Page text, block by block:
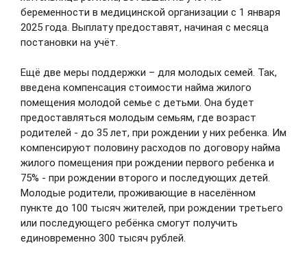
родителей
Для беременных женщин и их семей проводятся
бесплатные лекции, мастер-классы и школы
рассказывают о течении беременности, родах,
грудном вскармливании, уходе за
новорождённым, а также мерах социальной
поддержки семей с детьми.
05.08.2026
Главным врачом Ивановского
областного клинического центра
медицинской реабилитации
назначен Илья Жабин
беременности в медицинской организации с 1 января
2025 года. Выплату предоставят, начиная с месяца
постановки на учёт.
Ещё две меры поддержки – для молодых семей. Так,
введена компенсация стоимости найма жилого
помещения молодой семье с детьми. Она будет
предоставляться молодым семьям, где возраст
родителей - до 35 лет, при рождении у них ребенка. Им
компенсируют половину расходов по договору найма
жилого помещения при рождении первого ребенка и
75% - при рождении второго и последующих детей.
Молодые родители, проживающие в населённом
пункте до 100 тысяч жителей, при рождении третьего
или последующего ребёнка смогут получить
единовременно 300 тысяч рублей.